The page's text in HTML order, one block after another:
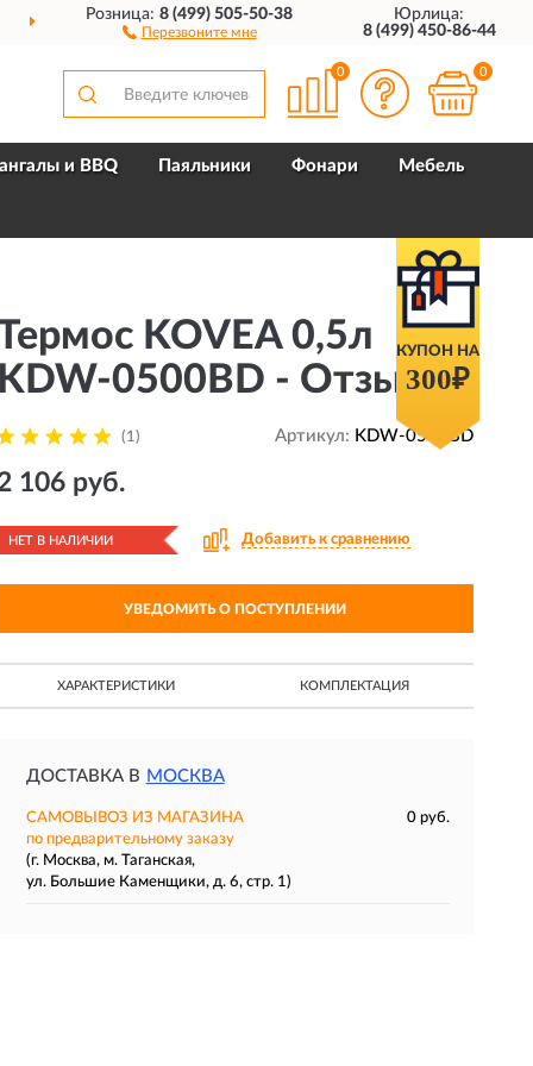
ДОСТАВИМ ПО ВСЕЙ РОССИИ
Розница:8 (499) 505-50-38
Перезвоните мне
Юрлица:
8 (499) 450-86-44
0 0
и BBQ Паяльники Фонари Мебель
КУПОН НА
300₽
KOVEA 0,5л
KDW-0500BD - Отзывы
(1) Артикул: KDW-0500BD
106 руб.
НЕТ В НАЛИЧИИ Добавить к сравнению
УВЕДОМИТЬ О ПОСТУПЛЕНИИ
ХАРАКТЕРИСТИКИ КОМПЛЕКТАЦИЯ
ДОСТАВКА В МОСКВА
САМОВЫВОЗ ИЗ МАГАЗИНА
0 руб.
по предварительному заказу
(г. Москва, м. Таганская,
ул. Большие Каменщики, д. 6, стр. 1)